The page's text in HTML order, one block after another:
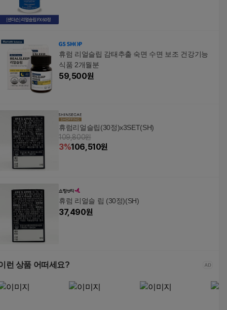
휴럼 리얼슬립 감태추출 숙면 수면 보조 건강기능
식품 2개월분
59,500원
휴럼리얼슬립(30정)x3SET(SH)
109,800원
3%106,510원
휴럼 리얼슬 립 (30정)(SH)
37,490원
런 상품 어떠세요?